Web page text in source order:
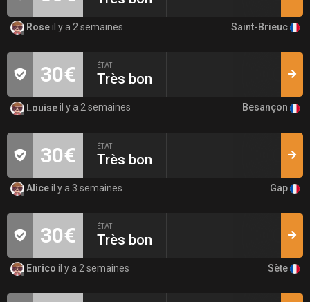
Roseil y a 2 semaines Saint-Brieuc
30€ ÉTAT
Très bon
Louiseil y a 2 semaines Besançon
30€ ÉTAT
Très bon
Aliceil y a 3 semaines Gap
30€ ÉTAT
Très bon
Enrico il y a 2 semaines Sète